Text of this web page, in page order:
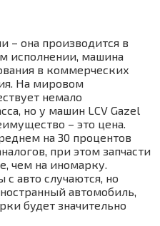
– она производится в
исполнении, машина
в коммерческих
На мировом
немало
но у машин LCV Gazel
– это цена.
на 30 процентов
при этом запчасти
чем на иномарку.
авто случаются, но
автомобиль,
будет значительно